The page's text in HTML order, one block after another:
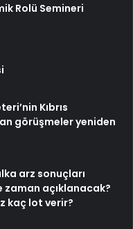
Rolü Semineri
Kıbrıs
görüşmeler yeniden
arz sonuçları
zaman açıklanacak?
kaç lot verir?